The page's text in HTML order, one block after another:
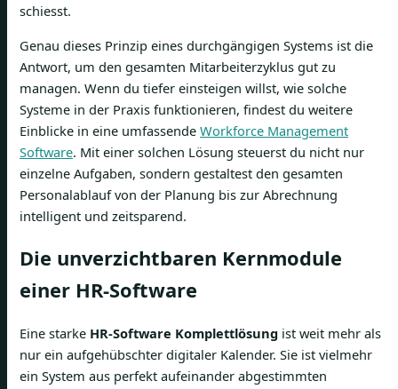
schiesst.
Genau dieses Prinzip eines durchgängigen Systems ist die
Antwort, um den gesamten Mitarbeiterzyklus gut zu
managen. Wenn du tiefer einsteigen willst, wie solche
Systeme in der Praxis funktionieren, findest du weitere
Einblicke in eine umfassende Workforce Management
Software. Mit einer solchen Lösung steuerst du nicht nur
einzelne Aufgaben, sondern gestaltest den gesamten
Personalablauf von der Planung bis zur Abrechnung
intelligent und zeitsparend.
Die unverzichtbaren Kernmodule
einer HR-Software
Eine starke HR-Software Komplettlösung ist weit mehr als
nur ein aufgehübschter digitaler Kalender. Sie ist vielmehr
ein System aus perfekt aufeinander abgestimmten